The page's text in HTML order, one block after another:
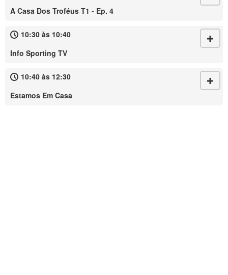
A Casa Dos Troféus T1 - Ep. 4
10:30 às 10:40
Info Sporting TV
10:40 às 12:30
Estamos Em Casa